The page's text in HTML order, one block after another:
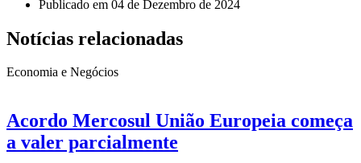
Publicado em 04 de Dezembro de 2024
Notícias relacionadas
Economia e Negócios
Acordo Mercosul União Europeia começa
a valer parcialmente